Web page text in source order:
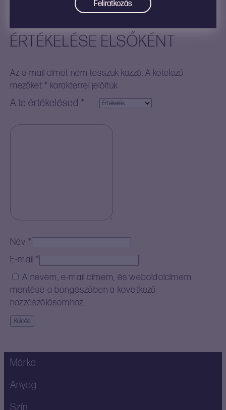
ÉRTÉKELÉSE ELSŐKÉNT
Az e-mail címet nem tesszük közzé. A kötelező
mezőket * karakterrel jelöltük
A te értékelésed *
Név *
E-mail*
A nevem, e-mail címem, és weboldalcímem
mentése a böngészőben a következő
hozzászólásomhoz.
Márka
Anyag
Szín